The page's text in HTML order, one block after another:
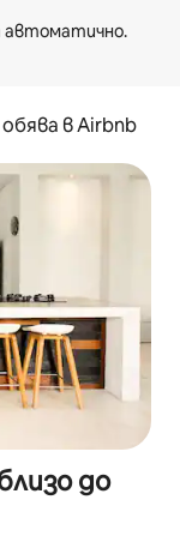
в Airbnb
до